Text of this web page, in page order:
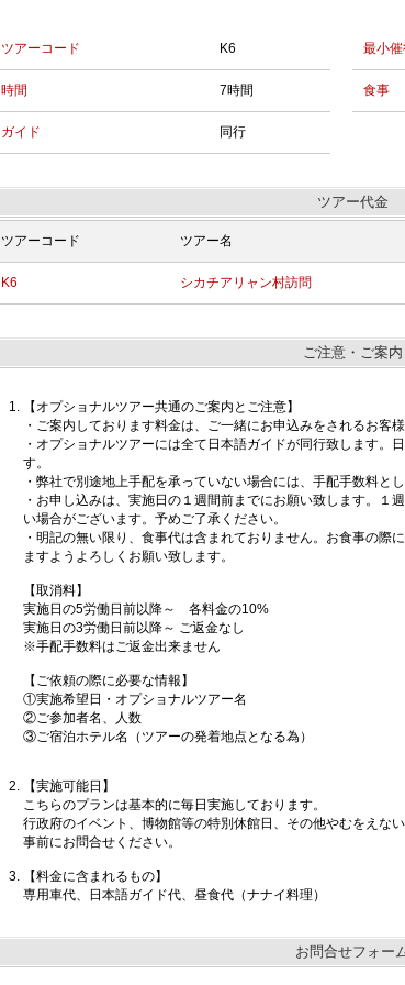
ツアーコード K6
時間 7時間
ガイド 同行
最小
食事
ツアー代金
ツアーコード ツアー名
K6 シカチアリャン村訪問
ご注意・ご案内
【オプショナルツアー共通のご案内とご注意】
・ご案内しております料金は、ご一緒にお申込みをされるお客
・オプショナルツアーには全て日本語ガイドが同行致します。
す。
・弊社で別途地上手配を承っていない場合には、手配手数料と
・お申し込みは、実施日の１週間前までにお願い致します。１
い場合がございます。予めご了承ください。
・明記の無い限り、食事代は含まれておりません。お食事の際
ますようよろしくお願い致します。
【取消料】
実施日の5労働日前以降～ 各料金の10%
実施日の3労働日前以降～ ご返金なし
※手配手数料はご返金出来ません
【ご依頼の際に必要な情報】
①実施希望日・オプショナルツアー名
②ご参加者名、人数
③ご宿泊ホテル名（ツアーの発着地点となる為）
【実施可能日】
こちらのプランは基本的に毎日実施しております。
行政府のイベント、博物館等の特別休館日、その他やむをえな
事前にお問合せください。
【料金に含まれるもの】
専用車代、日本語ガイド代、昼食代（ナナイ料理）
お問合せフォー